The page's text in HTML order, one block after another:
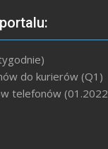
do kurierów (Q1)
telefonów (01.2022